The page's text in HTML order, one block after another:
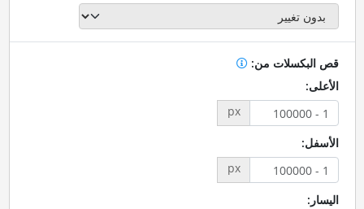
قص البكسلات من:
الأعلى:
px
الأسفل:
px
اليسار: